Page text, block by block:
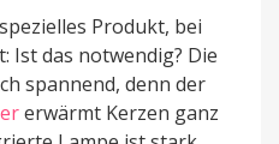
Produkt, bei
Ist das notwendig? Die
spannend, denn der
erwärmt Kerzen ganz